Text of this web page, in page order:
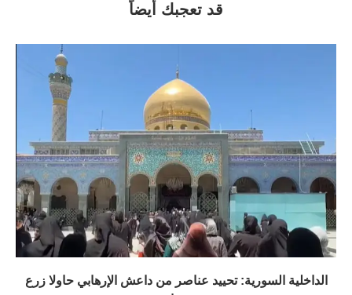
قد تعجبك أيضاً
الداخلية السورية: تحييد عناصر من داعش الإرهابي حاولا زرع